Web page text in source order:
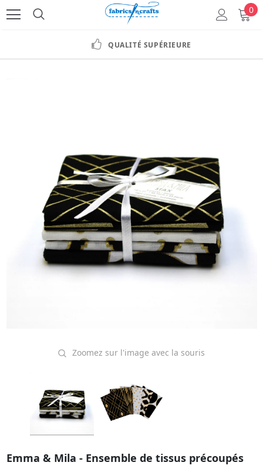
0
QUALITÉ SUPÉRIEURE
Zoomez sur l'image avec la souris
Emma & Mila - Ensemble de tissus précoupés